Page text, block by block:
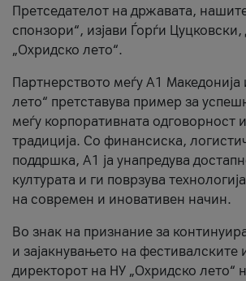
Претседателот на државата,
спонзори“, изјави Ѓорѓи
„Охридско лето“.
Партнерството меѓу A1 Македонија
лето“ претставува пример за
меѓу корпоративната одговорност
традиција. Со финансиска,
поддршка, A1 ја унапредува
културата и ги поврзува
на современ и иновативен начин.
Во знак на признание за
и зајакнувањето на фестивалските
директорот на НУ „Охридско лето“